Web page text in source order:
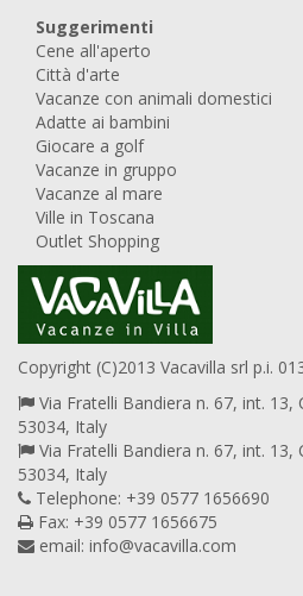
Suggerimenti
Cene all'aperto
Città d'arte
Vacanze con animali domestici
Adatte ai bambini
Giocare a golf
Vacanze in gruppo
Vacanze al mare
Ville in Toscana
Outlet Shopping
Copyright (C)2013 Vacavilla srl p.i.
Via Fratelli Bandiera n. 67, int. 13,
53034, Italy
Via Fratelli Bandiera n. 67, int. 13,
53034, Italy
Telephone: +39 0577 1656690
Fax: +39 0577 1656675
email: info@vacavilla.com